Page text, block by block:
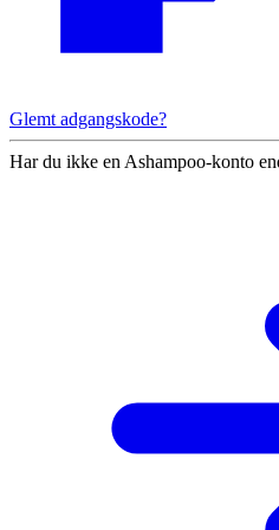
Glemt adgangskode?
Har du ikke en Ashampoo-konto